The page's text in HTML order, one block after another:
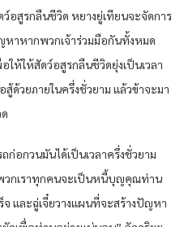
อสูร​กลืน​ชีวิด​ หยาง​ยู่​เทียน​จะจัดการ​
า​หาก​พวก​เจ้าร่วมมือ​กัน​ทั้งหมด​
ให้​ให้​สัดว์​อสูร​กลืน​ชีวิด​ยุ่ง​เป็นเวลา​
ด้วย​ภายใน​ครึ่ง​ชั่ว​ยาม​ แล้ว​ข้า​จะมา
อกวน​มัน​ได้​เป็นเวลา​ครึ่ง​ชั่ว​ยาม​
วกเรา​ทุกคน​จะเป็นหนี้บุญคุณ​ท่าน​
จ​ และ​ฉู่เจี๋ย​วางแผน​ที่จะ​สร้าง​ปัญหา​